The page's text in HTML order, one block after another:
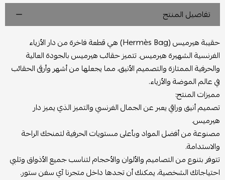
تفاصيل المنتج
حقيبة هيرميس (Hermès Bag) هي قطعة فاخرة من دار الأزياء
الفرنسية الشهيرة هيرميس. تتميز حقائب هيرميس بالجودة العالية
والحرفية الممتازة والتصميم الأنيق، مما يجعلها من أشهر وأرقى الحقائب
في عالم الموضة والأزياء.
مميزات المنتج:
تصميم أنيق وراقي يعبر عن الجمال الفرنسي والتميز الذي يميز دار
هيرميس.
مصنوعة من أفضل المواد وبأعلى مستويات الحرفية لتمنحك الراحة
والاستدامة.
تتوفر بتنوع من التصاميم والألوان والأحجام لتناسب جميع الأذواق وتلبي
احتياجاتك الشخصية، يمكنك أن تجدها داخل متجرنا آي سفن ستور.